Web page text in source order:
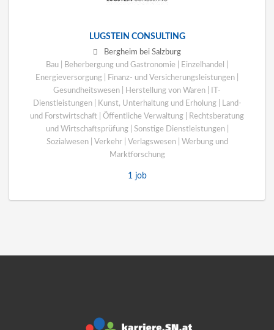
LUGSTEIN CONSULTING
Bergheim bei Salzburg
Bau | Beherbergung und Gastronomie | Einzelhandel |
Energieversorgung | Finanz- und Versicherungsleistungen |
Gesundheitswesen | Herstellung von Waren | IT-
Dienstleistungen | Kunst, Unterhaltung und Erholung | Land-
und Forstwirtschaft | Öffentliche Verwaltung | Rechtsberatung
und Wirtschaftsprüfung | Sonstige Dienstleistungen |
Sozialwesen | Verkehr | Verlagswesen | Werbung und
Marktforschung
1 job